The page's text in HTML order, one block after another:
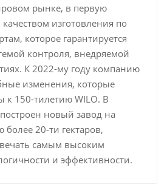
рынке, в первую
изготовления по
которое гарантируется
контроля, внедряемой
К 2022-му году компанию
изменения, которые
к 150-тилетию WILO. В
новый завод на
20-ти гектаров,
самым высоким
и эффективности.